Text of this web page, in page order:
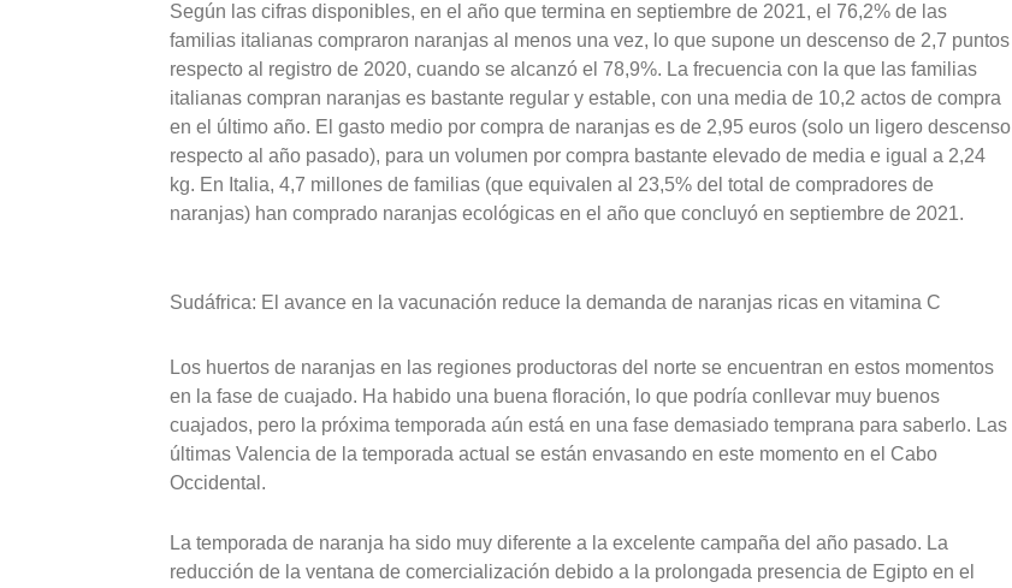
Según las cifras disponibles, en el año que termina en septiembre de 2021, el 76,2% de las
familias italianas compraron naranjas al menos una vez, lo que supone un descenso de 2,7 puntos
respecto al registro de 2020, cuando se alcanzó el 78,9%. La frecuencia con la que las familias
italianas compran naranjas es bastante regular y estable, con una media de 10,2 actos de compra
en el último año. El gasto medio por compra de naranjas es de 2,95 euros (solo un ligero descenso
respecto al año pasado), para un volumen por compra bastante elevado de media e igual a 2,24
kg. En Italia, 4,7 millones de familias (que equivalen al 23,5% del total de compradores de
naranjas) han comprado naranjas ecológicas en el año que concluyó en septiembre de 2021.
Sudáfrica: El avance en la vacunación reduce la demanda de naranjas ricas en vitamina C
Los huertos de naranjas en las regiones productoras del norte se encuentran en estos momentos
en la fase de cuajado. Ha habido una buena floración, lo que podría conllevar muy buenos
cuajados, pero la próxima temporada aún está en una fase demasiado temprana para saberlo. Las
últimas Valencia de la temporada actual se están envasando en este momento en el Cabo
Occidental.
La temporada de naranja ha sido muy diferente a la excelente campaña del año pasado. La
reducción de la ventana de comercialización debido a la prolongada presencia de Egipto en el